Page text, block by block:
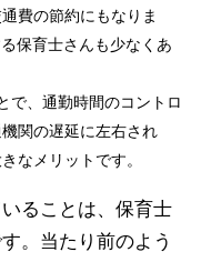
費の節約にもなりま
保育士さんも少なくあ
で、通勤時間のコントロ
関の遅延に左右され
なメリットです。
ることは、保育士
。当たり前のよう